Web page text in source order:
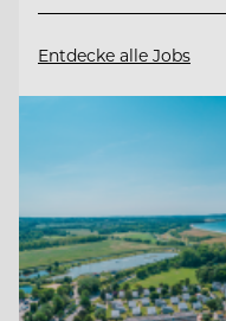
Entdecke alle Jobs